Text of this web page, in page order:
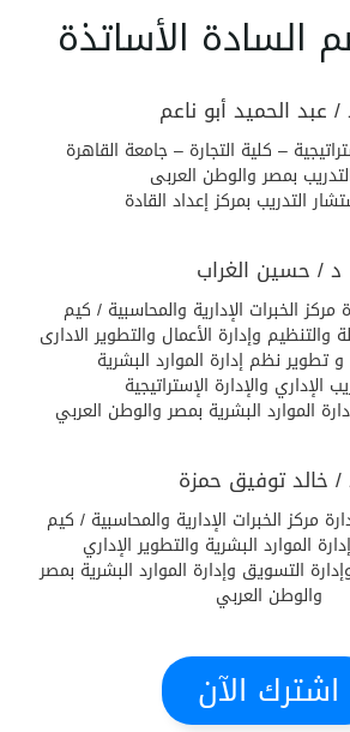
الأساتذة
/ عبد الحميد أبو ناعم
– كلية التجارة – جامعة القاهرة
بمصر والوطن العربى
التدريب بمركز إعداد القادة
د / حسين الغراب
الخبرات الإدارية والمحاسبية / كيم
وإدارة الأعمال والتطوير الادارى
تطوير نظم إدارة الموارد البشرية
الإداري والإدارة الإستراتيجية
الموارد البشرية بمصر والوطن العربي
/ خالد توفيق حمزة
مركز الخبرات الإدارية والمحاسبية / كيم
الموارد البشرية والتطوير الإداري
التسويق وإدارة الموارد البشرية بمصر
والوطن العربي
اشترك الآن